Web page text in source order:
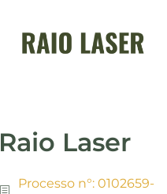
Raio Laser
Processo n°: 0102659-